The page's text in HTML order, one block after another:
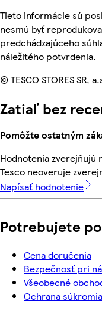
Tieto informácie sú
nesmú byť
predchádzajúceho
náležitého potvrdenia.
© TESCO STORES SR,
Zatiaľ bez
Pomôžte ostatným
Hodnotenia zverejňujú
Tesco neoveruje
Napísať hodnotenie
Potrebujete
Cena doručenia
Bezpečnosť pri
Všeobecné
Ochrana súkromia